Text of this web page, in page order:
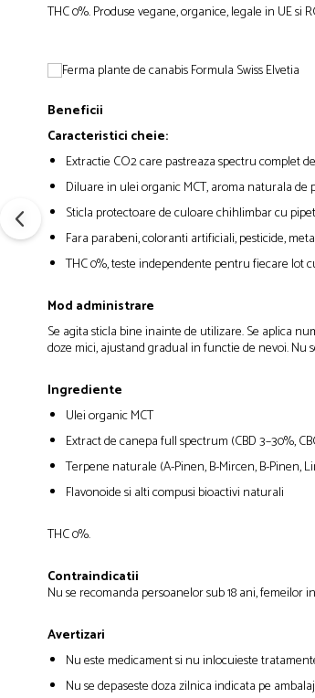
THC 0%. Produse vegane, organice, legale in UE
Beneficii
Caracteristici cheie:
Extractie CO2 care pastreaza spectru complet
Diluare in ulei organic MCT, aroma naturala de
Sticla protectoare de culoare chihlimbar cu
Fara parabeni, coloranti artificiali, pesticide,
THC 0%, teste independente pentru fiecare lot
Mod administrare
Se agita sticla bine inainte de utilizare. Se aplica
doze mici, ajustand gradual in functie de nevoi. Nu
Ingrediente
Ulei organic MCT
Extract de canepa full spectrum (CBD 3–30%,
Terpene naturale (A-Pinen, B-Mircen, B-Pinen,
Flavonoide si alti compusi bioactivi naturali
THC 0%.
Contraindicatii
Nu se recomanda persoanelor sub 18 ani,
Avertizari
Nu este medicament si nu inlocuieste
Nu se depaseste doza zilnica indicata pe ambalaj